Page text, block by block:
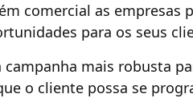
comercial as empresas
para os seus
mais robusta
o cliente possa se